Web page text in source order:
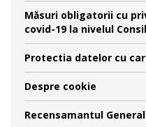
Măsuri obligatorii cu
covid-19 la nivelul
Protectia datelor cu
Despre cookie
Recensamantul